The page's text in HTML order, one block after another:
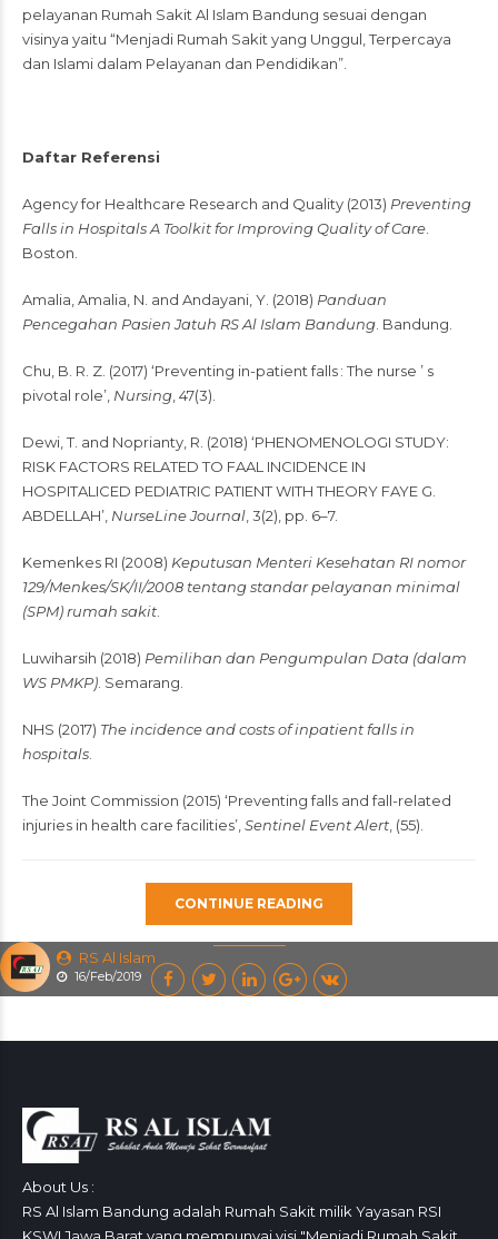
RS Al Islam
16/Feb/2019
pelayanan Rumah Sakit Al Islam Bandung sesuai dengan
visinya yaitu “Menjadi Rumah Sakit yang Unggul, Terpercaya
dan Islami dalam Pelayanan dan Pendidikan”.
Daftar Referensi
Agency for Healthcare Research and Quality (2013) Preventing
Falls in Hospitals A Toolkit for Improving Quality of Care
Boston.
Amalia, Amalia, N. and Andayani, Y. (2018) Panduan
Pencegahan Pasien Jatuh RS Al Islam Bandung . Bandung.
Chu, B. R. Z. (2017) ‘Preventing in-patient falls : The nurse ’ s
pivotal role’, Nursing , 47(3).
Dewi, T. and Noprianty, R. (2018) ‘PHENOMENOLOGI STUDY:
RISK FACTORS RELATED TO FAAL INCIDENCE IN
HOSPITALICED PEDIATRIC PATIENT WITH THEORY FAYE G.
ABDELLAH’, NurseLine Journal , 3(2), pp. 6–7.
Kemenkes RI (2008) Keputusan Menteri Kesehatan RI nomor
129/Menkes/SK/II/2008 tentang standar pelayanan minimal
(SPM) rumah sakit
Luwiharsih (2018) Pemilihan dan Pengumpulan Data (dalam
WS PMKP) . Semarang.
NHS (2017) The incidence and costs of inpatient falls in
hospitals
The Joint Commission (2015) ‘Preventing falls and fall-related
injuries in health care facilities’, Sentinel Event Alert , (55).
CONTINUE READING
About Us :
RS Al Islam Bandung adalah Rumah Sakit milik Yayasan RSI